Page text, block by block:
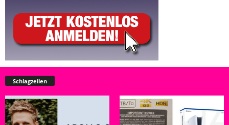
Schlagzeilen